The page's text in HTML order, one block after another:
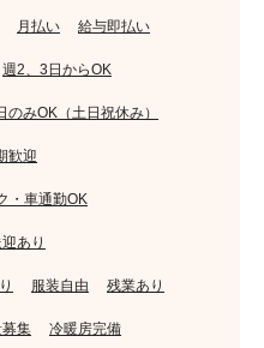
月払い 給与即払い
週2、3日からOK
のみOK（土日祝休み）
歓迎
・車通勤OK
あり
服装自由 残業あり
募集 冷暖房完備